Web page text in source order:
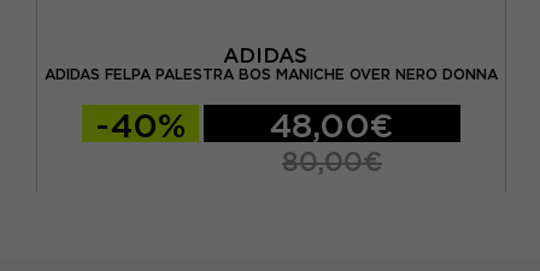
ADIDAS
ADIDAS FELPA PALESTRA BOS MANICHE OVER NERO DONNA
-40% 48,00€
80,00€